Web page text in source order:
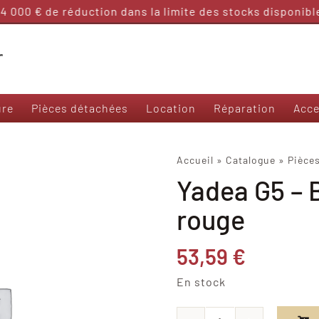
000 € de réduction dans la limite des stocks
Nos modèles 50 et sans permis
Pièces détachées Location Réparation
Accueil » Catalogue »
Yadea G5
rouge
53,59 €
En stock